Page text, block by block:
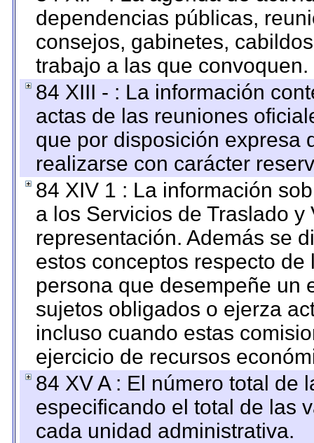
dependencias públicas,
consejos, gabinetes,
trabajo a las que convoquen.
84 XIII - : La información
actas de las reuniones
que por disposición expresa
realizarse con carácter
84 XIV 1 : La información
a los Servicios de Traslado
representación. Además se
estos conceptos respecto
persona que desempeñe un
sujetos obligados o ejerza
incluso cuando estas
ejercicio de recursos
84 XV A : El número total de
especificando el total de las
cada unidad administrativa.